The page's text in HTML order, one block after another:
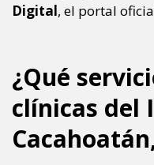
Digital, el portal
¿Qué
clínicas del